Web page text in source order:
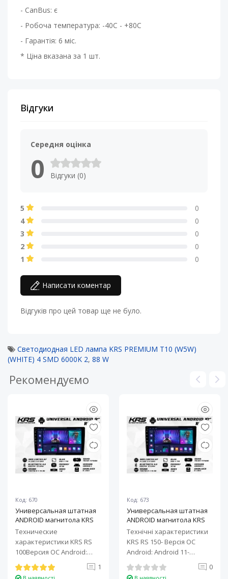
- CanBus: є
- Робоча температура: -40С - +80С
- Гарантія: 6 міс.
* Ціна вказана за 1 шт.
Відгуки
Середня оцінка
0 Відгуки (0)
5
0
4
0
3
0
2
0
1
0
Написати коментар
Відгуків про цей товар ще не було.
Светодиодная LED лампа KRS PREMIUM T10 (W5W)
(WHITE) 4 SMD 6000K 2, 88 W
Рекомендуємо
Код: 670
Универсальная штатная
ANDROID магнитола KRS
RS 100 9" 1/32 GB
Технические
характеристики KRS RS
100Версия ОС Android:
Android 11Процессор: 4-
ядерный ARM Cortex-A7..
1
Код: 673
Универсальная штатная
ANDROID магнитола KRS
RS 150 10" 2/32 GB
Технічні характеристики
KRS RS 150- Версія ОС
Android: Android 11-
Процесор: 4-ядерний ARM
Cortex-A7..
0